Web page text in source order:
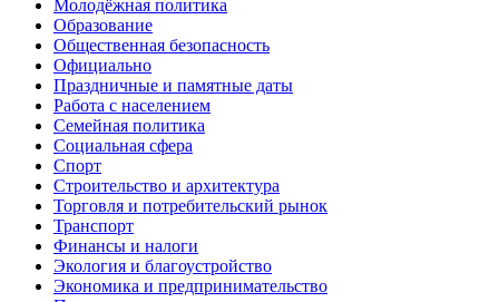
Молодёжная политика
Образование
Общественная безопасность
Официально
Праздничные и памятные даты
Работа с населением
Семейная политика
Социальная сфера
Спорт
Строительство и архитектура
Торговля и потребительский рынок
Транспорт
Финансы и налоги
Экология и благоустройство
Экономика и предпринимательство